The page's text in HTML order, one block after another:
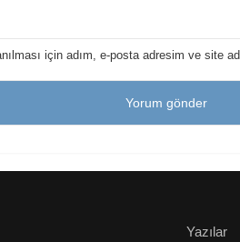
için adım, e-posta adresim ve site
Yazılar